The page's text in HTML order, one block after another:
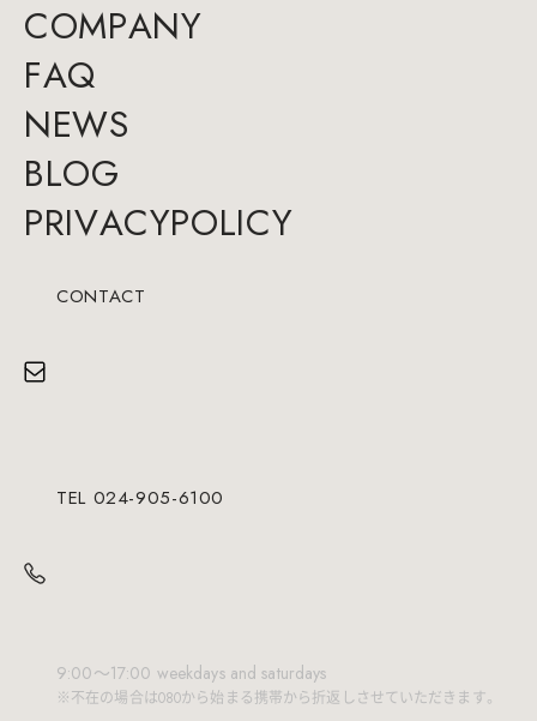
COMPANY
FAQ
NEWS
BLOG
PRIVACYPOLICY
CONTACT
TEL 024-905-6100
9:00～17:00 weekdays and saturdays
※不在の場合は080から始まる携帯から折返しさせていただきます。